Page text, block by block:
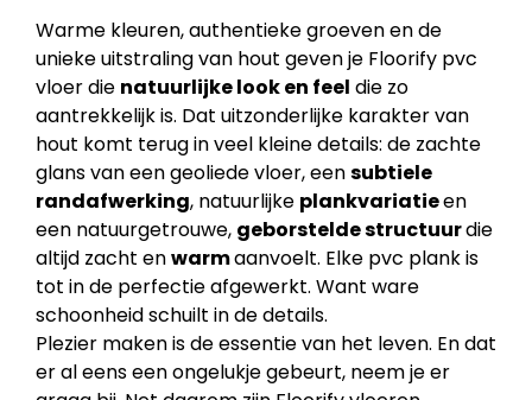
Warme kleuren, authentieke groeven en de
unieke uitstraling van hout geven je Floorify pvc
vloer die natuurlijke look en feel die zo
aantrekkelijk is. Dat uitzonderlijke karakter van
hout komt terug in veel kleine details: de zachte
glans van een geoliede vloer, eensubtiele
randafwerking, natuurlijke plankvariatieen
een natuurgetrouwe, geborstelde structuurdie
altijd zacht enwarmaanvoelt. Elke pvc plank is
tot in de perfectie afgewerkt. Want ware
schoonheid schuilt in de details.
Plezier maken is de essentie van het leven. En dat
er al eens een ongelukje gebeurt, neem je er